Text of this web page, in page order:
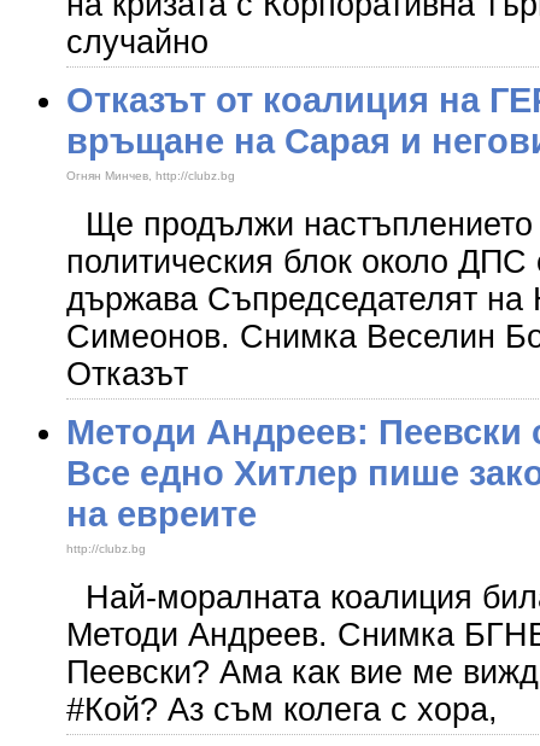
случайно
Отказът от коалиция на
връщане на Сарая и
Огнян Минчев, http://clubz.bg
Ще продължи настъплението
политическия блок около ДПС
държава Съпредседателят
Симеонов. Снимка Веселин
Отказът
Методи Андреев: Пеевски
Все едно Хитлер пише
на евреите
http://clubz.bg
Най-моралната коалиция
Методи Андреев. Снимка
Пеевски? Ама как вие ме
#Кой? Аз съм колега с хора,